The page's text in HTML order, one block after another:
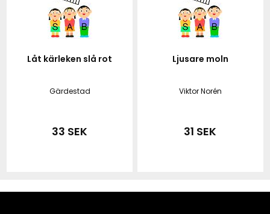
Låt kärleken slå rot
Gärdestad
33 SEK
Ljusare moln
Viktor Norén
31 SEK